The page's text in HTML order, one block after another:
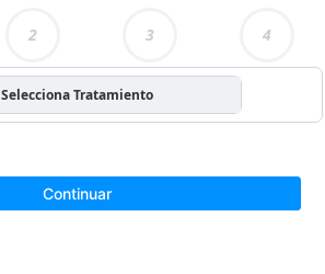
2 3 4
Selecciona Tratamiento
Continuar